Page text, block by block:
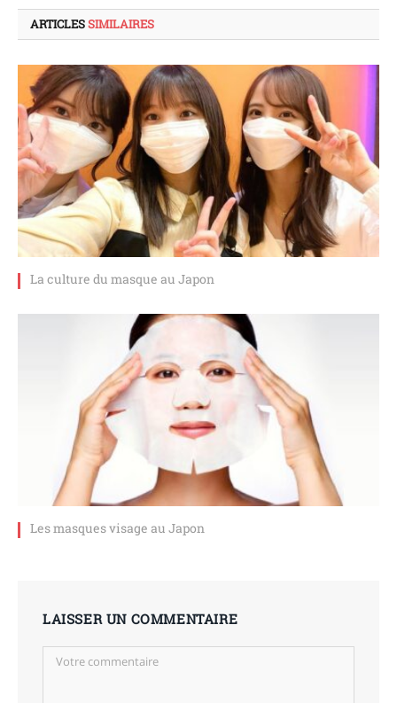
ARTICLESSIMILAIRES
La culture du masque au Japon
Les masques visage au Japon
LAISSER UN COMMENTAIRE